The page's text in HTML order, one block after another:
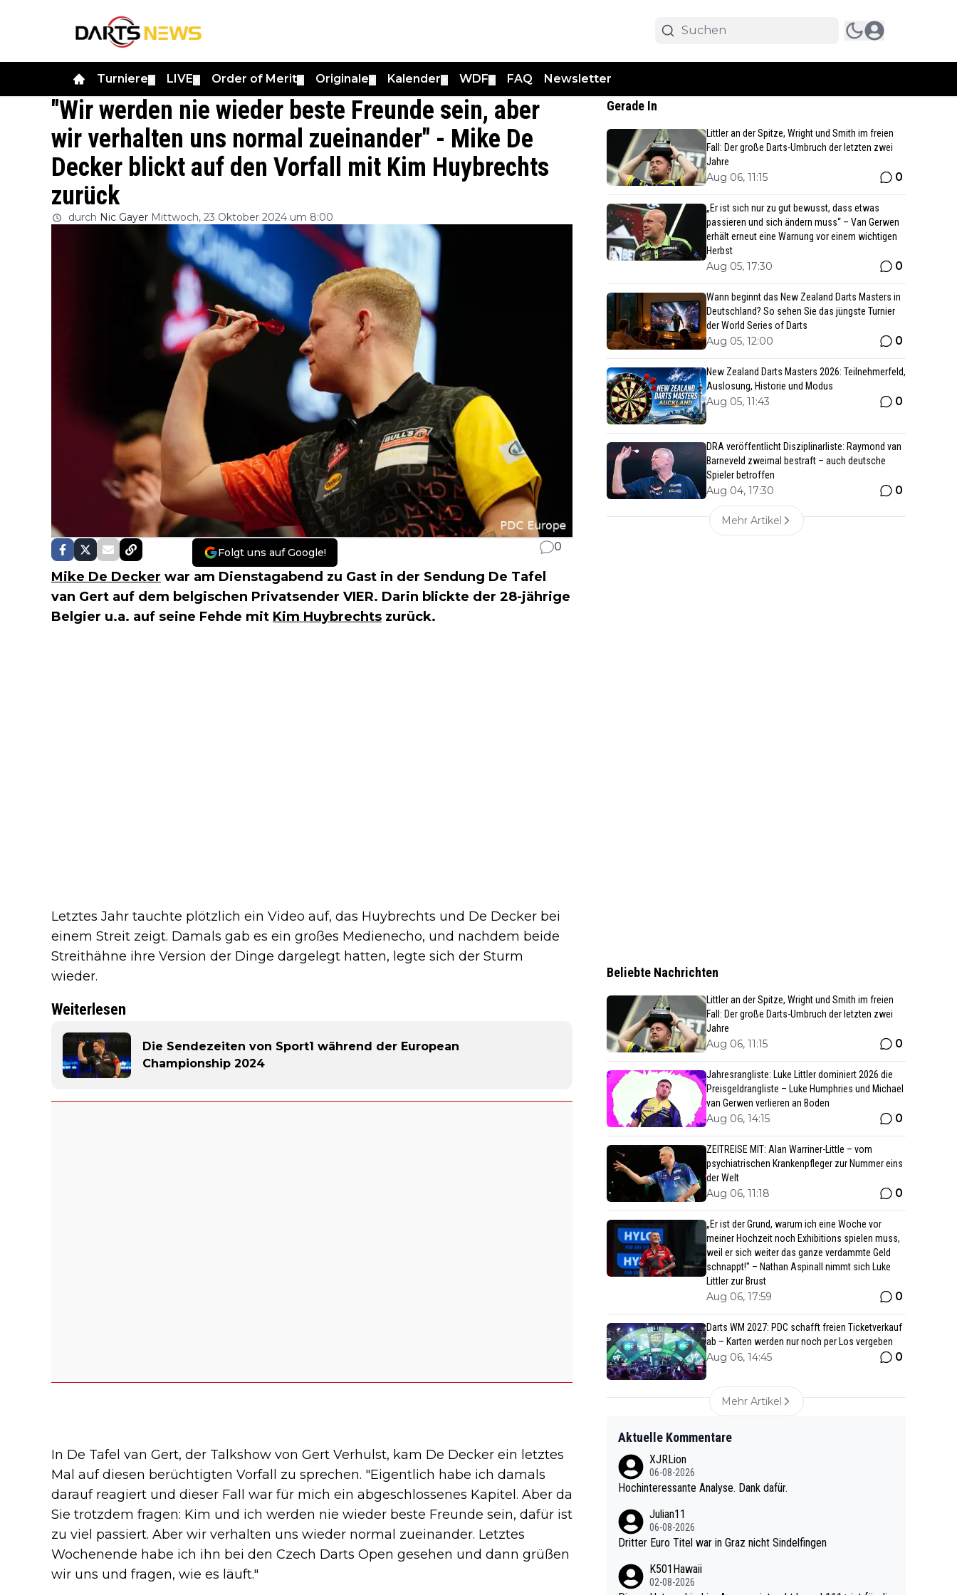
Turniere LIVE Order of Merit Originale Kalender WDF FAQ Newsletter
"Wir werden nie wieder beste Freunde sein, aber
wir verhalten uns normal zueinander" - Mike De
Decker blickt auf den Vorfall mit Kim Huybrechts
zurück
durch Nic Gayer Mittwoch, 23 Oktober 2024 um 8:00
Folgt uns auf Google! 0
Mike De Decker war am Dienstagabend zu Gast in der Sendung De Tafel
van Gert auf dem belgischen Privatsender VIER. Darin blickte der 28-jährige
Belgier u.a. auf seine Fehde mit Kim Huybrechts zurück.
Letztes Jahr tauchte plötzlich ein Video auf, das Huybrechts und De Decker bei
einem Streit zeigt. Damals gab es ein großes Medienecho, und nachdem beide
Streithähne ihre Version der Dinge dargelegt hatten, legte sich der Sturm
wieder.
Weiterlesen
Die Sendezeiten von Sport1 während der European
Championship 2024
In De Tafel van Gert, der Talkshow von Gert Verhulst, kam De Decker ein letztes
Mal auf diesen berüchtigten Vorfall zu sprechen. "Eigentlich habe ich damals
darauf reagiert und dieser Fall war für mich ein abgeschlossenes Kapitel. Aber da
Sie trotzdem fragen: Kim und ich werden nie wieder beste Freunde sein, dafür ist
zu viel passiert. Aber wir verhalten uns wieder normal zueinander. Letztes
Wochenende habe ich ihn bei den Czech Darts Open gesehen und dann grüßen
wir uns und fragen, wie es läuft."
Gerade In
Littler an der Spitze, Wright und Smith im freien
Fall: Der große Darts-Umbruch der letzten zwei
Jahre
Aug 06, 11:15 0
„Er ist sich nur zu gut bewusst, dass etwas
passieren und sich ändern muss“ – Van Gerwen
erhält erneut eine Warnung vor einem wichtigen
Herbst
Aug 05, 17:30 0
Wann beginnt das New Zealand Darts Masters in
Deutschland? So sehen Sie das jüngste Turnier
der World Series of Darts
Aug 05, 12:00 0
New Zealand Darts Masters 2026: Teilnehmerfeld,
Auslosung, Historie und Modus
Aug 05, 11:43 0
DRA veröffentlicht Disziplinarliste: Raymond van
Barneveld zweimal bestraft – auch deutsche
Spieler betroffen
Aug 04, 17:30 0
Mehr Artikel
Beliebte Nachrichten
Littler an der Spitze, Wright und Smith im freien
Fall: Der große Darts-Umbruch der letzten zwei
Jahre
Aug 06, 11:15 0
Jahresrangliste: Luke Littler dominiert 2026 die
Preisgeldrangliste – Luke Humphries und Michael
van Gerwen verlieren an Boden
Aug 06, 14:15 0
ZEITREISE MIT: Alan Warriner-Little – vom
psychiatrischen Krankenpfleger zur Nummer eins
der Welt
Aug 06, 11:18 0
„Er ist der Grund, warum ich eine Woche vor
meiner Hochzeit noch Exhibitions spielen muss,
weil er sich weiter das ganze verdammte Geld
schnappt!" – Nathan Aspinall nimmt sich Luke
Littler zur Brust
Aug 06, 17:59 0
Darts WM 2027: PDC schafft freien Ticketverkauf
ab – Karten werden nur noch per Los vergeben
Aug 06, 14:45 0
Mehr Artikel
Aktuelle Kommentare
XJRLion
06-08-2026
Hochinteressante Analyse. Dank dafür.
Julian11
06-08-2026
Dritter Euro Titel war in Graz nicht Sindelfingen
K501Hawaii
02-08-2026